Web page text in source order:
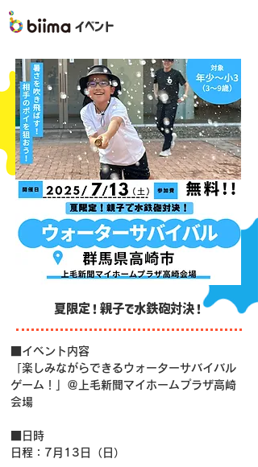
イベント
夏限定！親子で水鉄砲対決！
■イベント内容
「楽しみながらできるウォーターサバイバル
ゲーム！」＠上毛新聞マイホームプラザ高崎
会場
■日時
日程：7月13日（日）